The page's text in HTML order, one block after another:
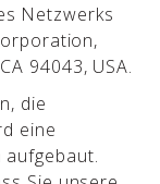
Netzwerks
94043, USA.
die
eine
aufgebaut.